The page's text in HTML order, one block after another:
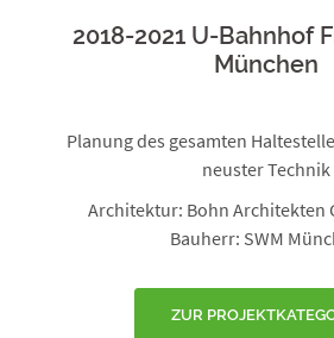
2018-2021 U-Bahnhof
München
Planung des gesamten
neuster Technik
Architektur: Bohn Architekten
Bauherr: SWM
ZUR